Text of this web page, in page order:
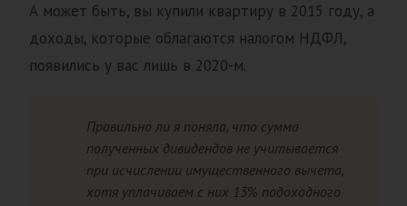
А может быть, вы купили квартиру в 2015 году, а
доходы, которые облагаются налогом НДФЛ,
появились у вас лишь в 2020-м.
Правильно ли я поняла, что сумма
полученных дивидендов не учитывается
при исчислении имущественного вычета,
хотя уплачиваем с них 13% подоходного